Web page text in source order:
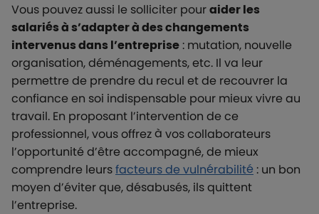
Vous pouvez aussi le solliciter pouraider les
salariés à s’adapter à des changements
intervenus dans l’entreprise : mutation, nouvelle
organisation, déménagements, etc. Il va leur
permettre de prendre du recul et de recouvrer la
confiance en soi indispensable pour mieux vivre au
travail. En proposant l’intervention de ce
professionnel, vous offrez à vos collaborateurs
l’opportunité d’être accompagné, de mieux
comprendre leursfacteurs de vulnérabilité : un bon
moyen d’éviter que, désabusés, ils quittent
l’entreprise.